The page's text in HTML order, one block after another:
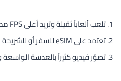
تلعب ألعاباً ثقيلة وتريد أعلى FPS ممكن، فـPoco F7 أنسب لك
تعتمد على eSIM للسفر أو للشريحة الرقمية
تصوّر فيديو كثيراً بالعدسة الواسعة